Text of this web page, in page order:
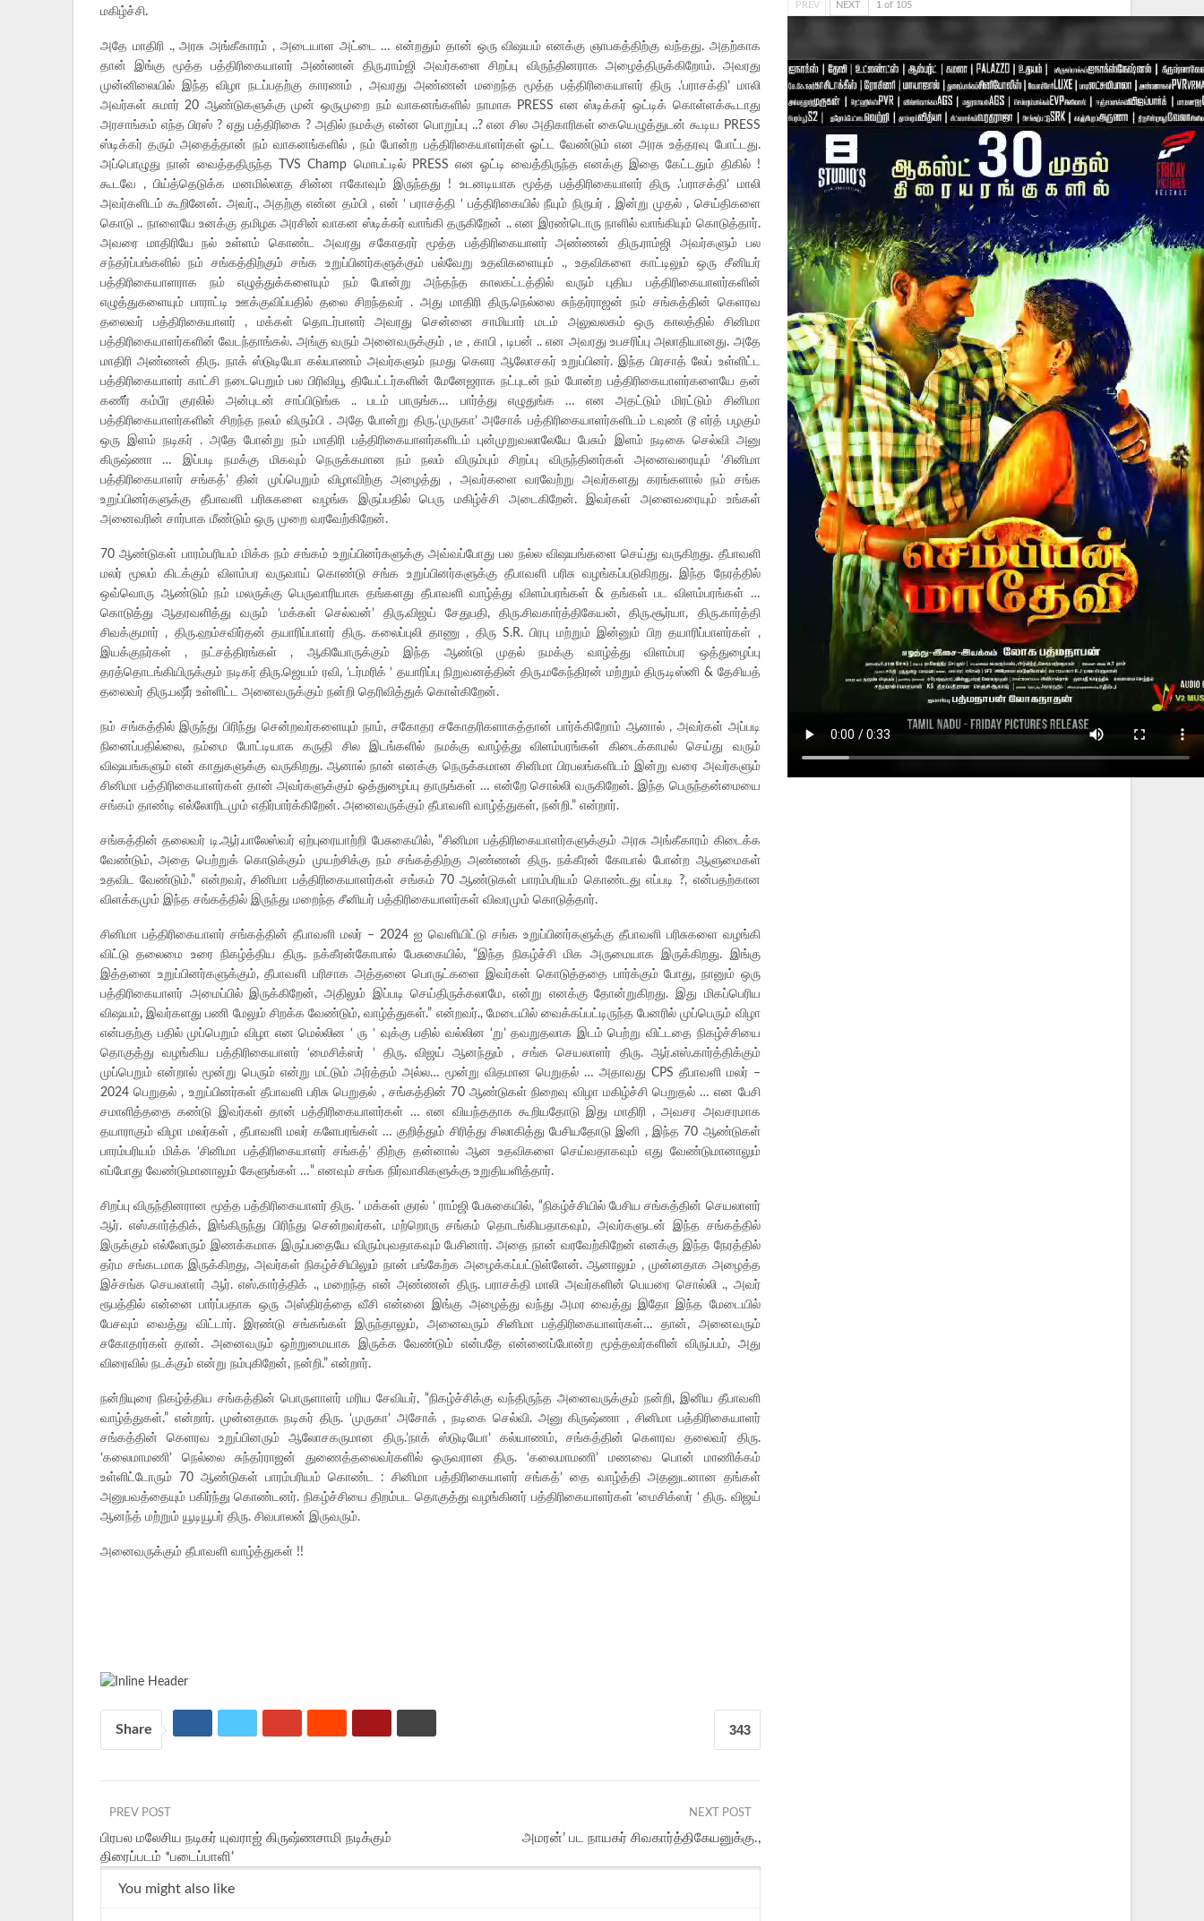
மகிழ்ச்சி.
அதே மாதிரி ., அரசு அங்கீகாரம் , அடையாள அட்டை … என்றதும் தான் ஒரு விஷயம் எனக்கு ஞாபகத்திற்கு வந்தது. அதற்காக
தான் இங்கு மூத்த பத்திரிகையாளர் அண்ணன் திரு.ராம்ஜி அவர்களை சிறப்பு விருந்தினராக அழைத்திருக்கிறோம். அவரது
முன்னிலையில் இந்த விழா நடப்பதற்கு காரணம் , அவரது அண்ணன் மறைந்த மூத்த பத்திரிகையாளர் திரு .’பராசக்தி’ மாலி
அவர்கள் சுமார் 20 ஆண்டுகளுக்கு முன் ஒருமுறை நம் வாகனங்களில் நாமாக PRESS என ஸ்டிக்கர் ஒட்டிக் கொள்ளக்கூடாது
அரசாங்கம் எந்த பிரஸ் ? ஏது பத்திரிகை ? அதில் நமக்கு என்ன பொறுப்பு ..? என சில அதிகாரிகள் கையெழுத்துடன் கூடிய PRESS
ஸ்டிக்கர் தரும் அதைத்தான் நம் வாகனங்களில் , நம் போன்ற பத்திரிகையாளர்கள் ஓட்ட வேண்டும் என அரசு உத்தரவு போட்டது.
அப்பொழுது நான் வைத்ததிருந்த TVS Champ மொபட்டில் PRESS என ஓட்டி வைத்திருந்த எனக்கு இதை கேட்டதும் திகில் !
கூடவே , பிய்த்தெடுக்க மனமில்லாத சின்ன ஈகோவும் இருந்தது ! உடனடியாக மூத்த பத்திரிகையாளர் திரு .’பராசக்தி’ மாலி
அவர்களிடம் கூறினேன். அவர்., அதற்கு என்ன தம்பி , என் ‘ பராசத்தி ‘ பத்திரிகையில் நீயும் நிருபர் . இன்று முதல் , செய்திகளை
கொடு .. நாளையே உனக்கு தமிழக அரசின் வாகன ஸ்டிக்கர் வாங்கி தருகிறேன் .. என இரண்டொரு நாளில் வாங்கியும் கொடுத்தார்.
அவரை மாதிரியே நல் உள்ளம் கொண்ட அவரது சகோதரர் மூத்த பத்திரிகையாளர் அண்ணன் திரு.ராம்ஜி அவர்களும் பல
சந்தர்ப்பங்களில் நம் சங்கத்திற்கும் சங்க உறுப்பினர்களுக்கும் பல்வேறு உதவிகளையும் ., உதவிகளை காட்டிலும் ஒரு சீனியர்
பத்திரிகையாளராக நம் எழுத்துக்களையும் நம் போன்று அந்தந்த காலகட்டத்தில் வரும் புதிய பத்திரிகையாளர்களின்
எழுத்துகளையும் பாராட்டி ஊக்குவிப்பதில் தலை சிறந்தவர் . அது மாதிரி திரு.நெல்லை சுந்தர்ராஜன் நம் சங்கத்தின் கெளரவ
தலைவர் பத்திரிகையாளர் , மக்கள் தொடர்பாளர் அவரது சென்னை சாமியார் மடம் அலுவலகம் ஒரு காலத்தில் சினிமா
பத்திரிகையாளர்களின் வேடந்தாங்கல். அங்கு வரும் அனைவருக்கும் , டீ , காபி , டிபன் .. என அவரது உபசரிப்பு அலாதியானது. அதே
மாதிரி அண்ணன் திரு. நாக் ஸ்டுடியோ கல்யாணம் அவர்களும் நமது கெளர ஆலோசகர் உறுப்பினர். இந்த பிரசாத் லேப் உள்ளிட்ட
பத்திரிகையாளர் காட்சி நடைபெறும் பல பிரிவியூ தியேட்டர்களின் மேனேஜராக நட்புடன் நம் போன்ற பத்திரிகையாளர்களையே தன்
கணீர் கம்பீர குரலில் அன்புடன் சாப்பிடுங்க .. படம் பாருங்க… பார்த்து எழுதுங்க … என அதட்டும் மிரட்டும் சினிமா
பத்திரிகையாளர்களின் சிறந்த நலம் விரும்பி . அதே போன்று திரு.’முருகா’ அசோக் பத்திரிகையாளர்களிடம் டவுண் டூ எர்த் பழகும்
ஒரு இளம் நடிகர் . அதே போன்று நம் மாதிரி பத்திரிகையாளர்களிடம் புன்முறுவலாலேயே பேசும் இளம் நடிகை செல்வி அனு
கிருஷ்ணா … இப்படி நமக்கு மிகவும் நெருக்கமான நம் நலம் விரும்பும் சிறப்பு விருந்தினர்கள் அனைவரையும் ‘சினிமா
பத்திரிகையாளர் சங்கத்’ தின் முப்பெறும் விழாவிற்கு அழைத்து , அவர்களை வரவேற்று அவர்களது கரங்களால் நம் சங்க
உறுப்பினர்களுக்கு தீபாவளி பரிசுகளை வழங்க இருப்பதில் பெரு மகிழ்ச்சி அடைகிறேன். இவர்கள் அனைவரையும் உங்கள்
அனைவரின் சார்பாக மீண்டும் ஒரு முறை வரவேற்கிறேன்.
70 ஆண்டுகள் பாரம்பரியம் மிக்க நம் சங்கம் உறுப்பினர்களுக்கு அவ்வப்போது பல நல்ல விஷயங்களை செய்து வருகிறது. தீபாவளி
மலர் மூலம் கிடக்கும் விளம்பர வருவாய் கொண்டு சங்க உறுப்பினர்களுக்கு தீபாவளி பரிசு வழங்கப்படுகிறது. இந்த நேரத்தில்
ஒவ்வொரு ஆண்டும் நம் மலருக்கு பெருவாரியாக தங்களது தீபாவளி வாழ்த்து விளம்பரங்கள் & தங்கள் பட விளம்பரங்கள் …
கொடுத்து ஆதரவளித்து வரும் ‘மக்கள் செல்வன்’ திரு.விஜய் சேதுபதி, திரு.சிவகார்த்திகேயன், திரு.சூர்யா, திரு.கார்த்தி
சிவக்குமார் , திரு.ஹம்சவிர்தன் தயாரிப்பாளர் திரு. கலைப்புலி தாணு , திரு S.R. பிரபு மற்றும் இன்னும் பிற தயாரிப்பாளர்கள் ,
இயக்குநர்கள் , நட்சத்திரங்கள் , ஆகியோருக்கும் இந்த ஆண்டு முதல் நமக்கு வாழ்த்து விளம்பர ஒத்துழைப்பு
தரத்தொடங்கியிருக்கும் நடிகர் திரு.ஜெயம் ரவி, ‘டர்மரிக் ‘ தயாரிப்பு நிறுவனத்தின் திரு.மகேந்திரன் மற்றும் திரு.டிஸ்னி & தேசியத்
தலைவர் திரு.பஷீர் உள்ளிட்ட அனைவருக்கும் நன்றி தெரிவித்துக் கொள்கிறேன்.
நம் சங்கத்தில் இருந்து பிரிந்து சென்றவர்களையும் நாம், சகோதர சகோதரிகளாகத்தான் பார்க்கிறோம் ஆனால் , அவர்கள் அப்படி
நினைப்பதில்லை, நம்மை போட்டியாக கருதி சில இடங்களில் நமக்கு வாழ்த்து விளம்பரங்கள் கிடைக்காமல் செய்து வரும்
விஷயங்களும் என் காதுகளுக்கு வருகிறது. ஆனால் நான் எனக்கு நெருக்கமான சினிமா பிரபலங்களிடம் இன்று வரை அவர்களும்
சினிமா பத்திரிகையாளர்கள் தான் அவர்களுக்கும் ஒத்துழைப்பு தாருங்கள் … என்றே சொல்லி வருகிறேன். இந்த பெருந்தன்மையை
சங்கம் தாண்டி எல்லோரிடமும் எதிர்பார்க்கிறேன். அனைவருக்கும் தீபாவளி வாழ்த்துகள், நன்றி.” என்றார்.
சங்கத்தின் தலைவர் டி.ஆர்.பாலேஸ்வர் ஏற்புரையாற்றி பேசுகையில், “சினிமா பத்திரிகையாளர்களுக்கும் அரசு அங்கீகாரம் கிடைக்க
வேண்டும், அதை பெற்றுக் கொடுக்கும் முயற்சிக்கு நம் சங்கத்திற்கு அண்ணன் திரு. நக்கீரன் கோபால் போன்ற ஆளுமைகள்
உதவிட வேண்டும்.” என்றவர், சினிமா பத்திரிகையாளர்கள் சங்கம் 70 ஆண்டுகள் பாரம்பரியம் கொண்டது எப்படி ?, என்பதற்கான
விளக்கமும் இந்த சங்கத்தில் இருந்து மறைந்த சீனியர் பத்திரிகையாளர்கள் விவரமும் கொடுத்தார்.
சினிமா பத்திரிகையாளர் சங்கத்தின் தீபாவளி மலர் – 2024 ஐ வெளியிட்டு சங்க உறுப்பினர்களுக்கு தீபாவளி பரிசுகளை வழங்கி
விட்டு தலைமை உரை நிகழ்த்திய திரு. நக்கீரன்கோபால் பேசுகையில், “இந்த நிகழ்ச்சி மிக அருமையாக இருக்கிறது. இங்கு
இத்தனை உறுப்பினர்களுக்கும், தீபாவளி பரிசாக அத்தனை பொருட்களை இவர்கள் கொடுத்ததை பார்க்கும் போது, நானும் ஒரு
பத்திரிகையாளர் அமைப்பில் இருக்கிறேன், அதிலும் இப்படி செய்திருக்கலாமே, என்று எனக்கு தோன்றுகிறது. இது மிகப்பெரிய
விஷயம், இவர்களது பணி மேலும் சிறக்க வேண்டும், வாழ்த்துகள்.” என்றவர்., மேடையில் வைக்கப்பட்டிருந்த பேனரில் முப்பெரும் விழா
என்பதற்கு பதில் முப்பெறும் விழா என மெல்லின ‘ ரு ‘ வுக்கு பதில் வல்லின ‘று’ தவறுதலாக இடம் பெற்று விட்டதை நிகழ்ச்சியை
தொகுத்து வழங்கிய பத்திரிகையாளர் ‘மைசிக்ஸர் ‘ திரு. விஜய் ஆனந்தும் , சங்க செயலாளர் திரு. ஆர்.எஸ்.கார்த்திக்கும்
முப்பெறும் என்றால் மூன்று பெரும் என்று மட்டும் அர்த்தம் அல்ல… மூன்று விதமான பெறுதல் … அதாவது CPS தீபாவளி மலர் –
2024 பெறுதல் , உறுப்பினர்கள் தீபாவளி பரிசு பெறுதல் , சங்கத்தின் 70 ஆண்டுகள் நிறைவு விழா மகிழ்ச்சி பெறுதல் … என பேசி
சமாளித்ததை கண்டு இவர்கள் தான் பத்திரிகையாளர்கள் … என வியந்ததாக கூறியதோடு இது மாதிரி , அவசர அவசரமாக
தயாராகும் விழா மலர்கள் , தீபாவளி மலர் களேபரங்கள் … குறித்தும் சிரித்து சிலாகித்து பேசியதோடு இனி , இந்த 70 ஆண்டுகள்
பாரம்பரியம் மிக்க ‘சினிமா பத்திரிகையாளர் சங்கத்’ திற்கு தன்னால் ஆன உதவிகளை செய்வதாகவும் எது வேண்டுமானாலும்
எப்போது வேண்டுமானாலும் கேளுங்கள் …” எனவும் சங்க நிர்வாகிகளுக்கு உறுதியளித்தார்.
சிறப்பு விருந்தினரான மூத்த பத்திரிகையாளர் திரு. ‘ மக்கள் குரல் ‘ ராம்ஜி பேசுகையில், “நிகழ்ச்சியில் பேசிய சங்கத்தின் செயலாளர்
ஆர். எஸ்.கார்த்திக், இங்கிருந்து பிரிந்து சென்றவர்கள், மற்றொரு சங்கம் தொடங்கியதாகவும், அவர்களுடன் இந்த சங்கத்தில்
இருக்கும் எல்லோரும் இணக்கமாக இருப்பதையே விரும்புவதாகவும் பேசினார். அதை நான் வரவேற்கிறேன் எனக்கு இந்த நேரத்தில்
தர்ம சங்கடமாக இருக்கிறது, அவர்கள் நிகழ்ச்சியிலும் நான் பங்கேற்க அழைக்கப்பட்டுள்ளேன். ஆனாலும் , முன்னதாக அழைத்த
இச்சங்க செயலாளர் ஆர். எஸ்.கார்த்திக் ., மறைந்த என் அண்ணன் திரு. பராசக்தி மாலி அவர்களின் பெயரை சொல்லி ., அவர்
ரூபத்தில் என்னை பார்ப்பதாக ஒரு அஸ்திரத்தை வீசி என்னை இங்கு அழைத்து வந்து அமர வைத்து இதோ இந்த மேடையில்
பேசவும் வைத்து விட்டார். இரண்டு சங்கங்கள் இருந்தாலும், அனைவரும் சினிமா பத்திரிகையாளர்கள்… தான், அனைவரும்
சகோதரர்கள் தான். அனைவரும் ஒற்றுமையாக இருக்க வேண்டும் என்பதே என்னைப்போன்ற மூத்தவர்களின் விருப்பம், அது
விரைவில் நடக்கும் என்று நம்புகிறேன், நன்றி.” என்றார்.
நன்றியுரை நிகழ்த்திய சங்கத்தின் பொருளாளர் மரிய சேவியர், “நிகழ்ச்சிக்கு வந்திருந்த அனைவருக்கும் நன்றி, இனிய தீபாவளி
வாழ்த்துகள்.” என்றார். முன்னதாக நடிகர் திரு. ‘முருகா’ அசோக் , நடிகை செல்வி. அனு கிருஷ்ணா , சினிமா பத்திரிகையாளர்
சங்கத்தின் கெளரவ உறுப்பினரும் ஆலோசகருமான திரு.’நாக் ஸ்டுடியோ’ கல்யாணம், சங்கத்தின் கெளரவ தலைவர் திரு.
‘கலைமாமணி’ நெல்லை சுந்தர்ராஜன் துணைத்தலைவர்களில் ஒருவரான திரு. ‘கலைமாமணி’ மணவை பொன் மாணிக்கம்
உள்ளிட்டோரும் 70 ஆண்டுகள் பாரம்பரியம் கொண்ட : சினிமா பத்திரிகையாளர் சங்கத்’ தை வாழ்த்தி அதனுடனான தங்கள்
அனுபவத்தையும் பகிர்ந்து கொண்டனர். நிகழ்ச்சியை திறம்பட தொகுத்து வழங்கினர் பத்திரிகையாளர்கள் ‘மைசிக்ஸர் ‘ திரு. விஜய்
ஆனந்த் மற்றும் யூடியூபர் திரு. சிவபாலன் இருவரும்.
அனைவருக்கும் தீபாவளி வாழ்த்துகள் !!
343
Share
PREV POST
பிரபல மலேசிய நடிகர் யுவராஜ் கிருஷ்ணசாமி நடிக்கும்
திரைப்படம் *படைப்பாளி’
NEXT POST
அமரன்’ பட நாயகர் சிவகார்த்திகேயனுக்கு.,
You might also like
PREV NEXT 1 of 105